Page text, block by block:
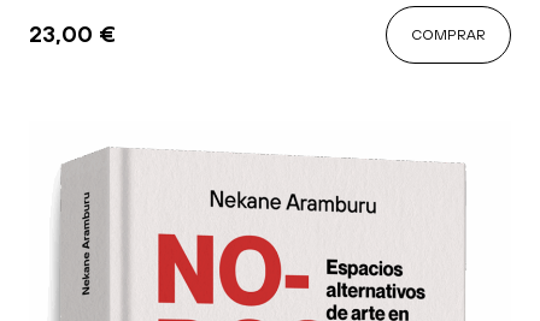
23,00 € COMPRAR